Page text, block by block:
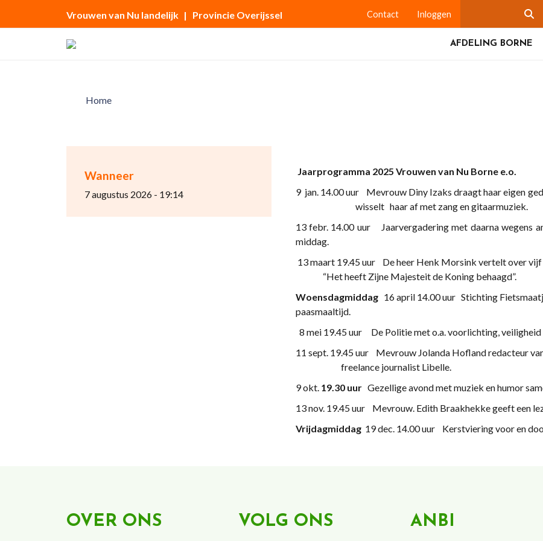
Vrouwen van Nu landelijk | Provincie Overijssel Contact Inloggen
AFDELING BORNE
Home
Wanneer
7 augustus 2026 - 19:14
Jaarprogramma 2025 Vrouwen van Nu Borne e.o.
9 jan. 14.00 uur Mevrouw Diny Izaks draagt haar eigen
wisselt haar af met zang en
13 febr. 14.00 uur Jaarvergadering met daarna wegens
middag.
13 maart 19.45 uur De heer Henk
“Het heeft Zijne Majesteit de Koning behaagd”.
Woensdagmiddag 16 april 14.00 uur Stichting
paasmaaltijd.
8 mei 19.45 uur De Politie met o.a. voorlichting,
11 sept. 19.45 uur Mevrouw Jolanda Hofland
freelance journalist Libelle.
9 okt. 19.30 uurGezellige avond met muziek en humor
13 nov. 19.45 uur Mevrouw. Edith Braakhekke geeft een
Vrijdagmiddag19 dec. 14.00 uur Kerstviering voor en
OVER ONS VOLG ONS ANBI